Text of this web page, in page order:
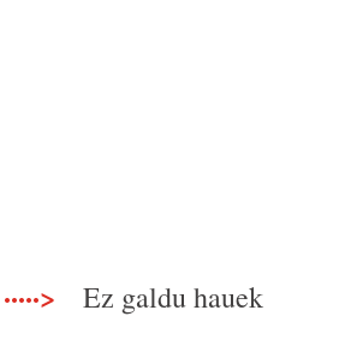
·····> Ez galdu hauek